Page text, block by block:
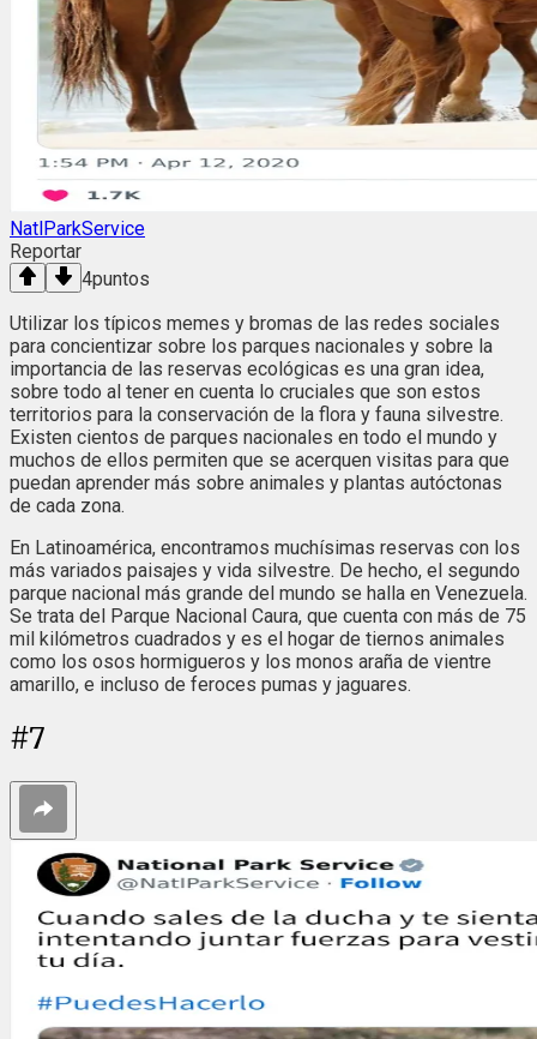
NatlParkService
Reportar
4puntos
Utilizar los típicos memes y bromas de las redes sociales
para concientizar sobre los parques nacionales y sobre la
importancia de las reservas ecológicas es una gran idea,
sobre todo al tener en cuenta lo cruciales que son estos
territorios para la conservación de la flora y fauna silvestre.
Existen cientos de parques nacionales en todo el mundo y
muchos de ellos permiten que se acerquen visitas para que
puedan aprender más sobre animales y plantas autóctonas
de cada zona.
En Latinoamérica, encontramos muchísimas reservas con los
más variados paisajes y vida silvestre. De hecho, el segundo
parque nacional más grande del mundo se halla en Venezuela.
Se trata del Parque Nacional Caura, que cuenta con más de 75
mil kilómetros cuadrados y es el hogar de tiernos animales
como los osos hormigueros y los monos araña de vientre
amarillo, e incluso de feroces pumas y jaguares.
#7